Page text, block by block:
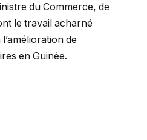
du Commerce, de
le travail acharné
de
en Guinée.